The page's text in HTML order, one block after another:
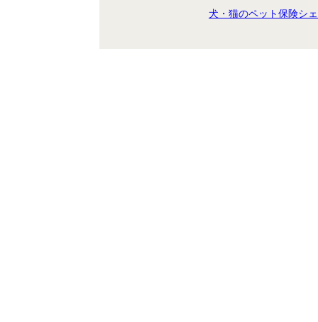
犬・猫のペット保険シ